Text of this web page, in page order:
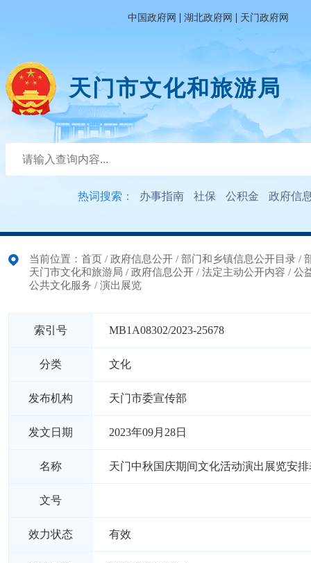
中国政府网 | 湖北政府网 | 天门政府网
天门市文化和旅游局
热词搜索： 办事指南 社保 公积金 政府信
当前位置： 首页 / 政府信息公开 / 部门和乡镇信息公开目录 /
天门市文化和旅游局 / 政府信息公开 / 法定主动公开内容 / 公
公共文化服务 / 演出展览
索引号 MB1A08302/2023-25678
分类 文化
发布机构 天门市委宣传部
发文日期 2023年09月28日
名称 天门中秋国庆期间文化活动演出展览安排
文号
效力状态 有效